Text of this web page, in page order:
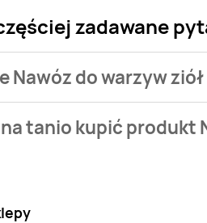
zadawane
Nawóz do warzyw
Biohumus kosztuje od 6,99
tanio kupić produkt